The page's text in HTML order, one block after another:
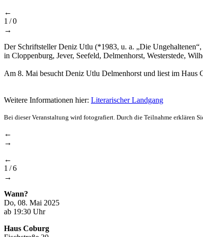
←
1 /0
→
Der Schriftsteller Deniz Utlu (*1983, u. a. „Die
in Cloppenburg, Jever, Seefeld, Delmenhorst, Westerstede,
Am 8. Mai besucht Deniz Utlu Delmenhorst und liest im Haus
Weitere Informationen hier: Literarischer Landgang
Bei dieser Veranstaltung wird fotografiert. Durch die Teilnahme erklären
←
→
←
1 /6
→
Wann?
Do, 08. Mai 2025
ab 19:30 Uhr
Haus Coburg